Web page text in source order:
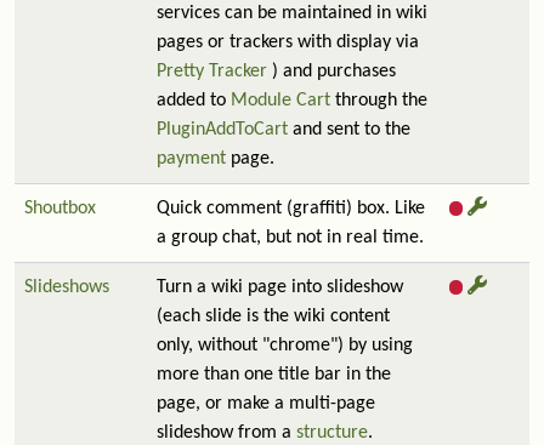
services can be maintained in wiki
pages or trackers with display via
Pretty Tracker ) and purchases
added to Module Cart through the
PluginAddToCart and sent to the
payment page.
Shoutbox
Quick comment (graffiti) box. Like
a group chat, but not in real time.
Slideshows
Turn a wiki page into slideshow
(each slide is the wiki content
only, without "chrome") by using
more than one title bar in the
page, or make a multi-page
slideshow from a structure.